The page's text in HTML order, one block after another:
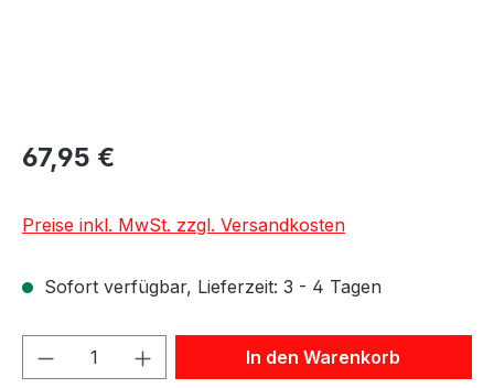
67,95 €
Preise inkl. MwSt. zzgl. Versandkosten
Sofort verfügbar, Lieferzeit: 3 - 4 Tagen
Produkt Anzahl: Gib denIn den Warenkorb